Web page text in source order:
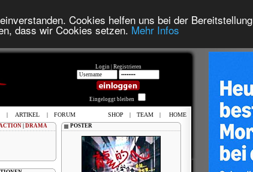
Cookies helfen uns bei der Bereitstellung
dass wir Cookies setzen. Mehr Infos
| ARTIKEL | FORUM SHOP | TEAM | HOME
Login | Registrieren
Eingeloggt bleiben
DRAMA POSTER